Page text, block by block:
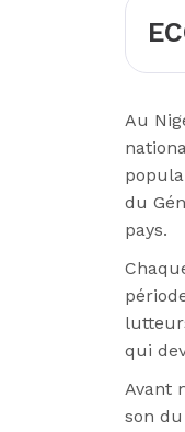
Au
du
pays.
qui
Avant
son